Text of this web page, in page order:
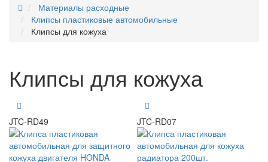
Материалы расходные
Клипсы пластиковые автомобильные
Клипсы для кожуха
Клипсы для кожуха
JTC-RD49 JTC-RD07